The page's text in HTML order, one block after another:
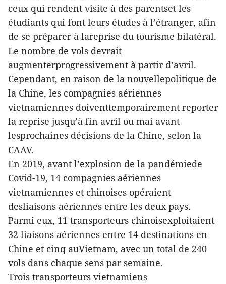
ceux qui rendent visite à des parentset les
étudiants qui font leurs études à l’étranger, afin
de se préparer à lareprise du tourisme bilatéral.
Le nombre de vols devrait
augmenterprogressivement à partir d’avril.
Cependant, en raison de la nouvellepolitique de
la Chine, les compagnies aériennes
vietnamiennes doiventtemporairement reporter
la reprise jusqu’à fin avril ou mai avant
lesprochaines décisions de la Chine, selon la
CAAV.
En 2019, avant l’explosion de la pandémiede
Covid-19, 14 compagnies aériennes
vietnamiennes et chinoises opéraient
desliaisons aériennes entre les deux pays.
Parmi eux, 11 transporteurs chinoisexploitaient
32 liaisons aériennes entre 14 destinations en
Chine et cinq auVietnam, avec un total de 240
vols dans chaque sens par semaine.
Trois transporteurs vietnamiens